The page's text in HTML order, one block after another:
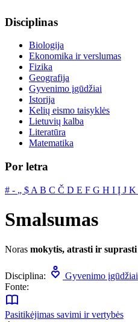
Disciplinas
Biologija
Ekonomika ir verslumas
Fizika
Geografija
Gyvenimo įgūdžiai
Istorija
Kelių eismo taisyklės
Lietuvių kalba
Literatūra
Matematika
Por letra
# ‐ „ $ A B C Č D E F G H I Į J K
Smalsumas
Noras mokytis, atrasti ir suprasti
Disciplina:
Gyvenimo įgūdžiai
Fonte:
Pasitikėjimas savimi ir vertybės